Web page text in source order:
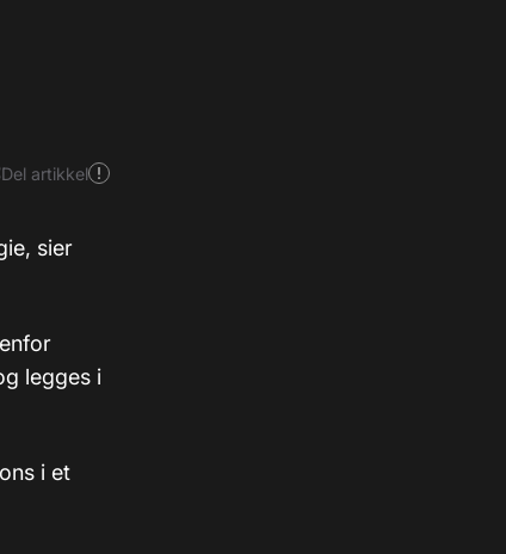
Del artikkel
sier
legges i
i et